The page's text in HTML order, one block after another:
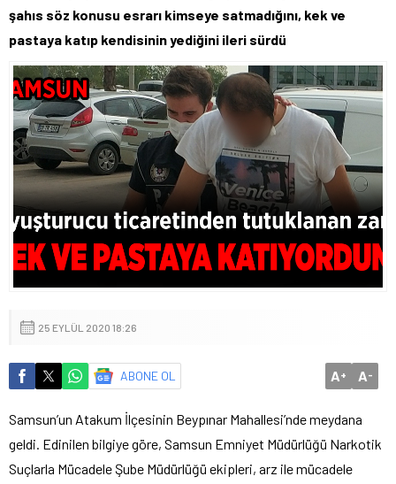
şahıs söz konusu esrarı kimseye satmadığını, kek ve
pastaya katıp kendisinin yediğini ileri sürdü
25 EYLÜL 2020 18:26
ABONE OL A+ A-
Samsun’un Atakum İlçesinin Beypınar Mahallesi’nde meydana
geldi. Edinilen bilgiye göre, Samsun Emniyet Müdürlüğü Narkotik
Suçlarla Mücadele Şube Müdürlüğü ekipleri, arz ile mücadele